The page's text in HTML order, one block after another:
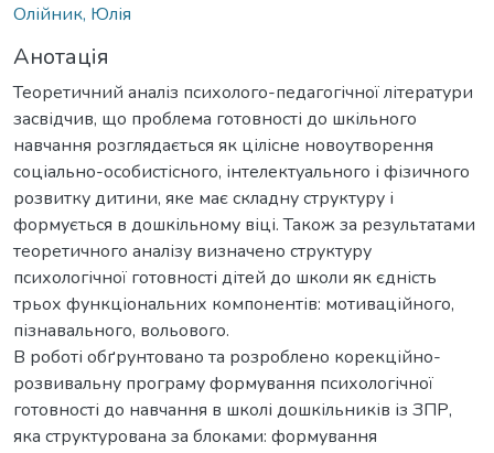
Олійник, Юлія
Анотація
Теоретичний аналіз психолого-педагогічної літератури
засвідчив, що проблема готовності до шкільного
навчання розглядається як цілісне новоутворення
соціально-особистісного, інтелектуального і фізичного
розвитку дитини, яке має складну структуру і
формується в дошкільному віці. Також за результатами
теоретичного аналізу визначено структуру
психологічної готовності дітей до школи як єдність
трьох функціональних компонентів: мотиваційного,
пізнавального, вольового.
В роботі обґрунтовано та розроблено корекційно-
розвивальну програму формування психологічної
готовності до навчання в школі дошкільників із ЗПР,
яка структурована за блоками: формування